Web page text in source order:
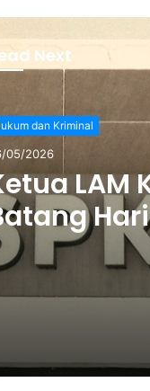
Next
dan Kriminal
05/2026
LAM
ke